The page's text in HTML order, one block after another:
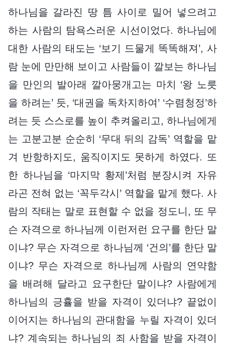
하나님을 갈라진 땅 틈 사이로 밀어 넣으려고
하는 사람의 탐욕스러운 시선이었다. 하나님에
대한 사람의 태도는 ‘보기 드물게 똑똑해져’, 사
람 눈에 만만해 보이고 사람들이 깔보는 하나님
을 만인의 발아래 깔아뭉개고는 마치 ‘왕 노릇
을 하려는’ 듯, ‘대권을 독차지하여’ ‘수렴청정’하
려는 듯 스스로를 높이 추켜올리고, 하나님에게
는 고분고분 순순히 ‘무대 뒤의 감독’ 역할을 맡
겨 반항하지도, 움직이지도 못하게 하였다. 또
한 하나님을 ‘마지막 황제’처럼 분장시켜 자유
라곤 전혀 없는 ‘꼭두각시’ 역할을 맡게 했다. 사
람의 작태는 말로 표현할 수 없을 정도니, 또 무
슨 자격으로 하나님께 이런저런 요구를 한단 말
이냐? 무슨 자격으로 하나님께 ‘건의’를 한단 말
이냐? 무슨 자격으로 하나님께 사람의 연약함
을 배려해 달라고 요구한단 말이냐? 사람에게
하나님의 긍휼을 받을 자격이 있더냐? 끝없이
이어지는 하나님의 관대함을 누릴 자격이 있더
냐? 계속되는 하나님의 죄 사함을 받을 자격이